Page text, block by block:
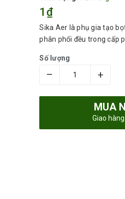
1₫
Sika Aer là phụ gia tạo
phân phối đều trong cấp
Số lượng
– +
MUA
Giao